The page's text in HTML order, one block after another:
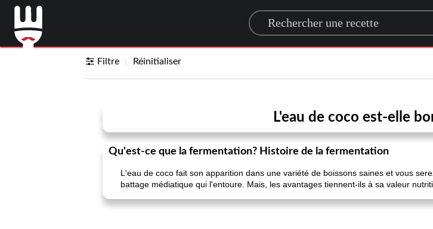
Search for a recipe
Filtre Réinitialiser
L'eau de coco est-elle
Qu'est-ce que la fermentation? Histoire de la fermentation
L'eau de coco fait son apparition dans une variété de boissons saines et vous
battage médiatique qui l'entoure. Mais, les avantages tiennent-ils à sa valeur